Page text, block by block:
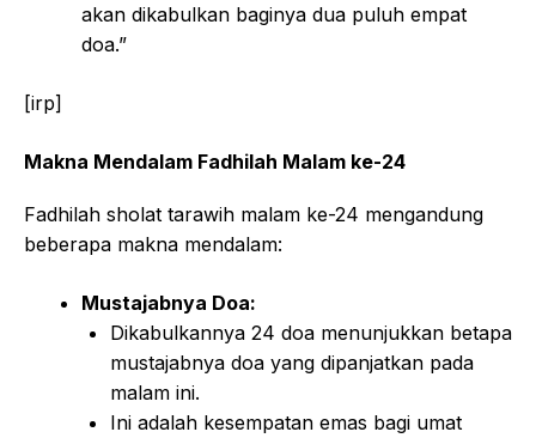
akan dikabulkan baginya dua puluh empat
doa.”
[irp]
Makna Mendalam Fadhilah Malam ke-24
Fadhilah sholat tarawih malam ke-24 mengandung
beberapa makna mendalam:
Mustajabnya Doa:
Dikabulkannya 24 doa menunjukkan betapa
mustajabnya doa yang dipanjatkan pada
malam ini.
Ini adalah kesempatan emas bagi umat